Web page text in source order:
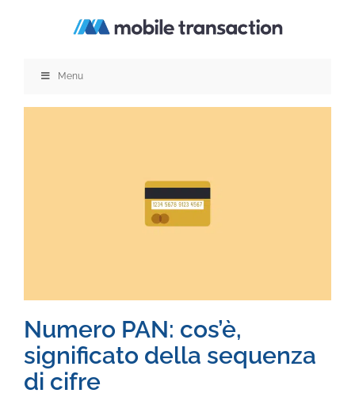
Menu
Numero PAN: cos’è,
significato della sequenza
di cifre